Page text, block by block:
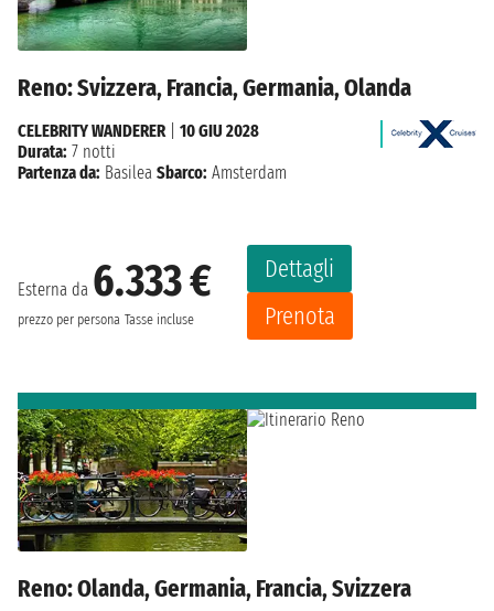
Reno: Svizzera, Francia, Germania, Olanda
Esterna da 6.333 €
prezzo per persona Tasse incluse
Dettagli
Prenota
CELEBRITY WANDERER| 10 GIU 2028
Durata: 7 notti
Partenza da: Basilea Sbarco: Amsterdam
Reno: Olanda, Germania, Francia, Svizzera